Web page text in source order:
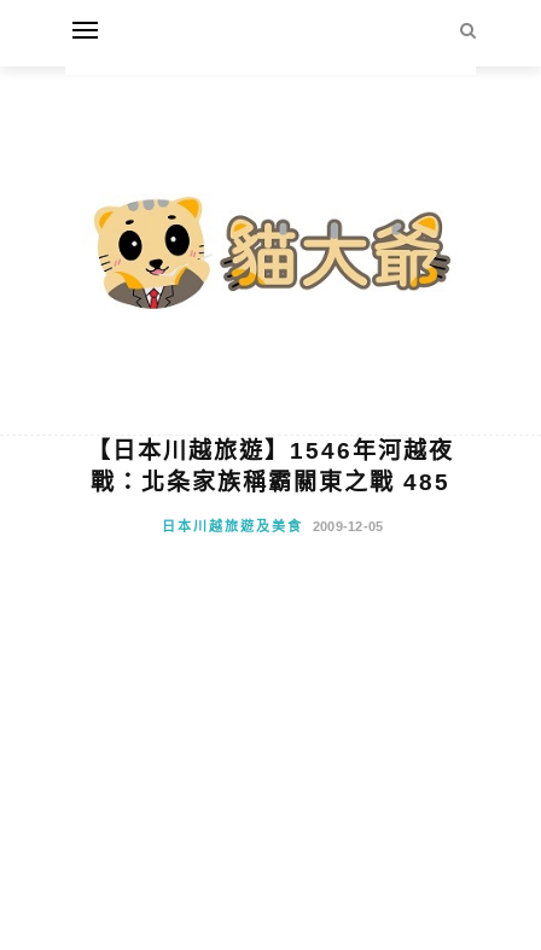
【日本川越旅遊】1546年河越夜
戰：北条家族稱霸關東之戰 485
日本川越旅遊及美食 2009-12-05